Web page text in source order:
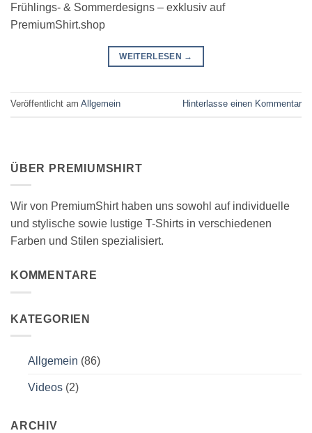
Frühlings- & Sommerdesigns – exklusiv auf
PremiumShirt.shop
WEITERLESEN →
Veröffentlicht am Allgemein Hinterlasse einen Kommentar
ÜBER PREMIUMSHIRT
Wir von PremiumShirt haben uns sowohl auf individuelle
und stylische sowie lustige T-Shirts in verschiedenen
Farben und Stilen spezialisiert.
KOMMENTARE
KATEGORIEN
Allgemein (86)
Videos (2)
ARCHIV